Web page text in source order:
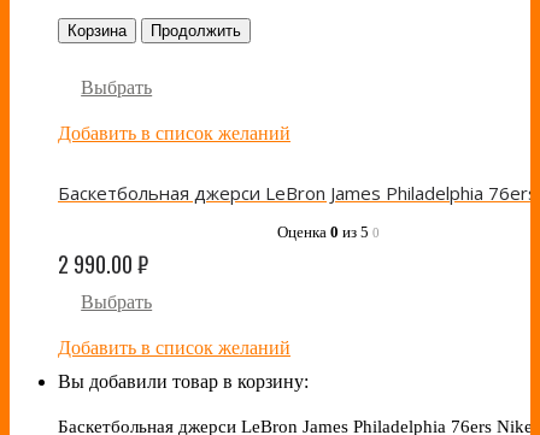
Корзина Продолжить
Выбрать
Добавить в список желаний
Оценка 0 из 5 0
2 990.00₽
Выбрать
Добавить в список желаний
Вы добавили товар в корзину:
Баскетбольная джерси LeBron James Philadelphia 76ers Nike